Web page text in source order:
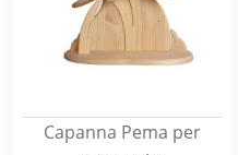
Capanna Pema per